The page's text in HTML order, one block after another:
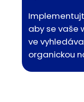
aby se vaše
ve
organickou